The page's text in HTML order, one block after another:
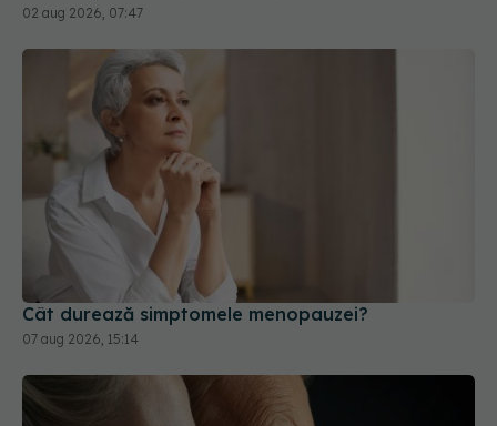
02 aug 2026, 07:47
Cât durează simptomele menopauzei?
07 aug 2026, 15:14